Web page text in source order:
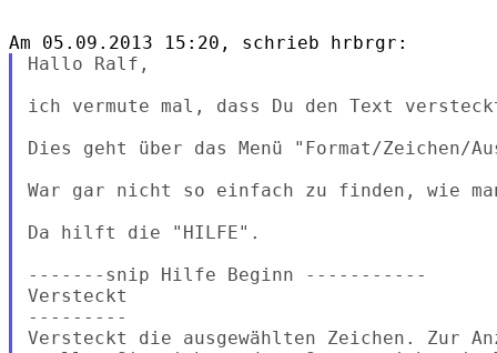
Hallo Ralf,
ich vermute mal, dass Du den Text
Dies geht über das Menü "Format/Zeichen/
War gar nicht so einfach zu finden, wie
Da hilft die "HILFE".
-------snip Hilfe Beginn -----------
Versteckt
---------
Versteckt die ausgewählten Zeichen. Zur